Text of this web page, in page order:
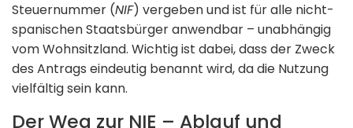
Steuernummer (NIF) vergeben und ist für alle nicht-
spanischen Staatsbürger anwendbar – unabhängig
vom Wohnsitzland. Wichtig ist dabei, dass der Zweck
des Antrags eindeutig benannt wird, da die Nutzung
vielfältig sein kann.
Der Weg zur NIE – Ablauf und